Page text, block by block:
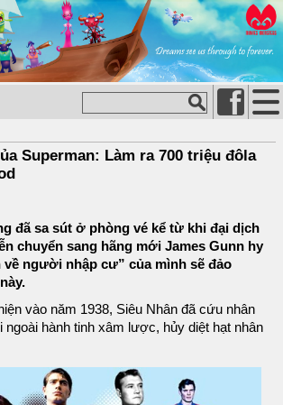
Superman: Làm ra 700 triệu đôla
đã sa sút ở phòng vé kể từ khi đại dịch
chuyển sang hãng mới James Gunn hy
về người nhập cư” của mình sẽ đảo
vào năm 1938, Siêu Nhân đã cứu nhân
ngoài hành tinh xâm lược, hủy diệt hạt nhân